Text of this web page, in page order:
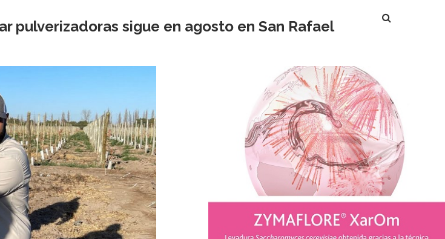
pulverizadoras sigue en agosto en San Rafael